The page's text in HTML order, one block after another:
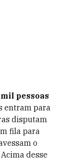
pessoas
entram para
disputam
fila para
o
desse